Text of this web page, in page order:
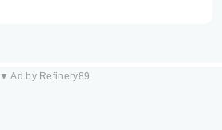
▼ Ad by Refinery89